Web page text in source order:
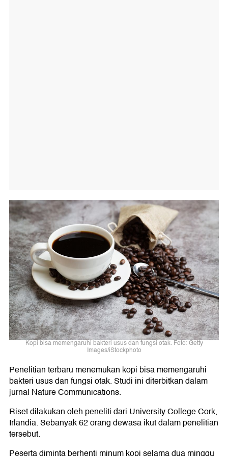
Kopi bisa memengaruhi bakteri usus dan fungsi otak. Foto: Getty
Images/iStockphoto
Penelitian terbaru menemukan kopi bisa memengaruhi
bakteri usus dan fungsi otak. Studi ini diterbitkan dalam
jurnal Nature Communications.
Riset dilakukan oleh peneliti dari University College Cork,
Irlandia. Sebanyak 62 orang dewasa ikut dalam penelitian
tersebut.